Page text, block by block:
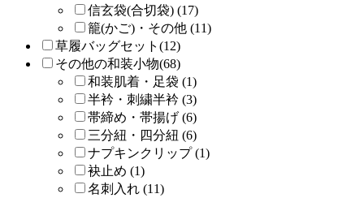
信玄袋(合切袋) (17)
籠(かご)・その他 (11)
草履バッグセット(12)
その他の和装小物(68)
和装肌着・足袋 (1)
半衿・刺繍半衿 (3)
帯締め・帯揚げ (6)
三分紐・四分紐 (6)
ナプキンクリップ (1)
袂止め (1)
名刺入れ (11)